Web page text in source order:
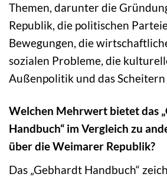
Themen, darunter die
Republik, die politischen
Bewegungen, die
sozialen Probleme, die
Außenpolitik und das
Welchen Mehrwert bietet das
Handbuch“ im Vergleich zu
über die Weimarer Republik?
Das „Gebhardt Handbuch“